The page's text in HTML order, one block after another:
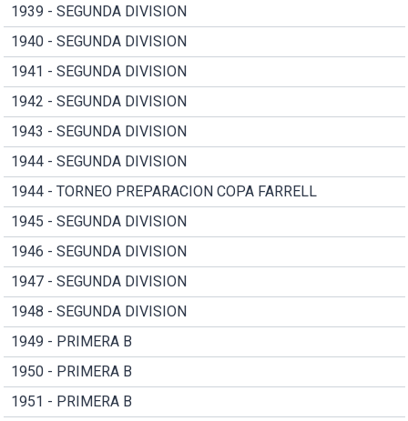
1939 - SEGUNDA DIVISION
1940 - SEGUNDA DIVISION
1941 - SEGUNDA DIVISION
1942 - SEGUNDA DIVISION
1943 - SEGUNDA DIVISION
1944 - SEGUNDA DIVISION
1944 - TORNEO PREPARACION COPA FARRELL
1945 - SEGUNDA DIVISION
1946 - SEGUNDA DIVISION
1947 - SEGUNDA DIVISION
1948 - SEGUNDA DIVISION
1949 - PRIMERA B
1950 - PRIMERA B
1951 - PRIMERA B